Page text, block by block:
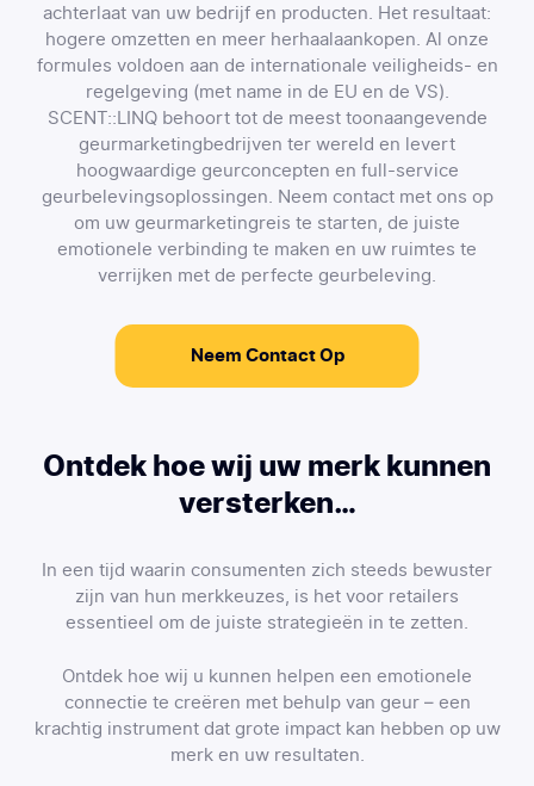
Neem Contact Op
achterlaat van uw bedrijf en producten. Het resultaat:
hogere omzetten en meer herhaalaankopen. Al onze
formules voldoen aan de internationale veiligheids- en
regelgeving (met name in de EU en de VS).
SCENT::LINQ behoort tot de meest toonaangevende
geurmarketingbedrijven ter wereld en levert
hoogwaardige geurconcepten en full-service
geurbelevingsoplossingen. Neem contact met ons op
om uw geurmarketingreis te starten, de juiste
emotionele verbinding te maken en uw ruimtes te
verrijken met de perfecte geurbeleving.
Ontdek hoe wij uw merk kunnen
versterken…
In een tijd waarin consumenten zich steeds bewuster
zijn van hun merkkeuzes, is het voor retailers
essentieel om de juiste strategieën in te zetten.
Ontdek hoe wij u kunnen helpen een emotionele
connectie te creëren met behulp van geur – een
krachtig instrument dat grote impact kan hebben op uw
merk en uw resultaten.